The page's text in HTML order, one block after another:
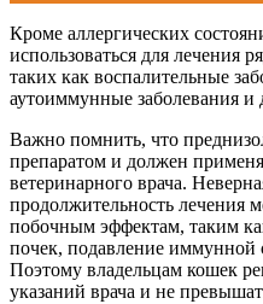
Кроме аллергических
использоваться для лечения
таких как воспалительные
аутоиммунные заболевания и
Важно помнить, что
препаратом и должен
ветеринарного врача.
продолжительность лечения
побочным эффектам, таким
почек, подавление иммунной
Поэтому владельцам кошек
указаний врача и не